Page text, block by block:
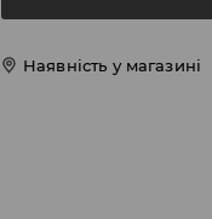
Наявність у магазині